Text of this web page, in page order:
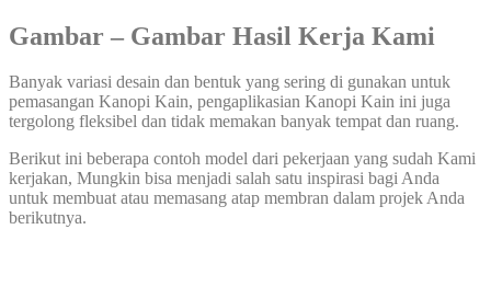
Gambar – Gambar Hasil Kerja Kami
Banyak variasi desain dan bentuk yang sering di gunakan untuk
pemasangan Kanopi Kain, pengaplikasian Kanopi Kain ini juga
tergolong fleksibel dan tidak memakan banyak tempat dan ruang.
Berikut ini beberapa contoh model dari pekerjaan yang sudah Kami
kerjakan, Mungkin bisa menjadi salah satu inspirasi bagi Anda
untuk membuat atau memasang atap membran dalam projek Anda
berikutnya.